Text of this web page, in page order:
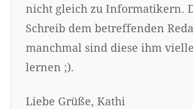
nicht gleich zu Informatikern.
Schreib dem betreffenden
manchmal sind diese ihm
lernen ;).
Liebe Grüße, Kathi